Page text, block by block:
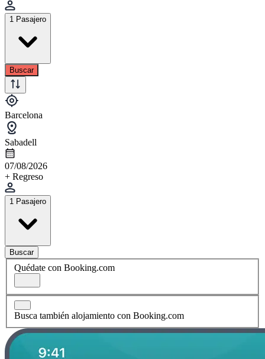
1 Pasajero
Buscar
Barcelona
Sabadell
07/08/2026
+ Regreso
1 Pasajero
Buscar
Quédate con Booking.com
Busca también alojamiento con Booking.com